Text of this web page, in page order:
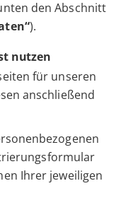
den Abschnitt
).
nutzen
für unseren
anschließend
Ihrer jeweiligen